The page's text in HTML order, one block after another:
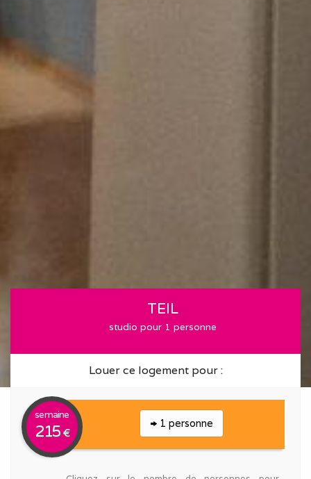
TEIL
studio pour 1 personne
Louer ce logement pour :
1 personne
semaine
215 €